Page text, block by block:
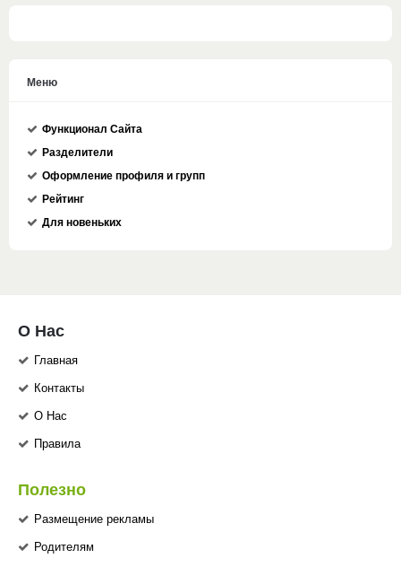
Меню
Функционал Сайта
Разделители
Оформление профиля и групп
Рейтинг
Для новеньких
О Нас
Главная
Контакты
О Нас
Правила
Полезно
Размещение рекламы
Родителям